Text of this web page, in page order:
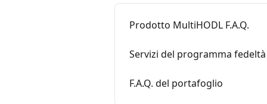
Prodotto MultiHODL F.A.Q.
Servizi del programma fedeltà
F.A.Q. del portafoglio